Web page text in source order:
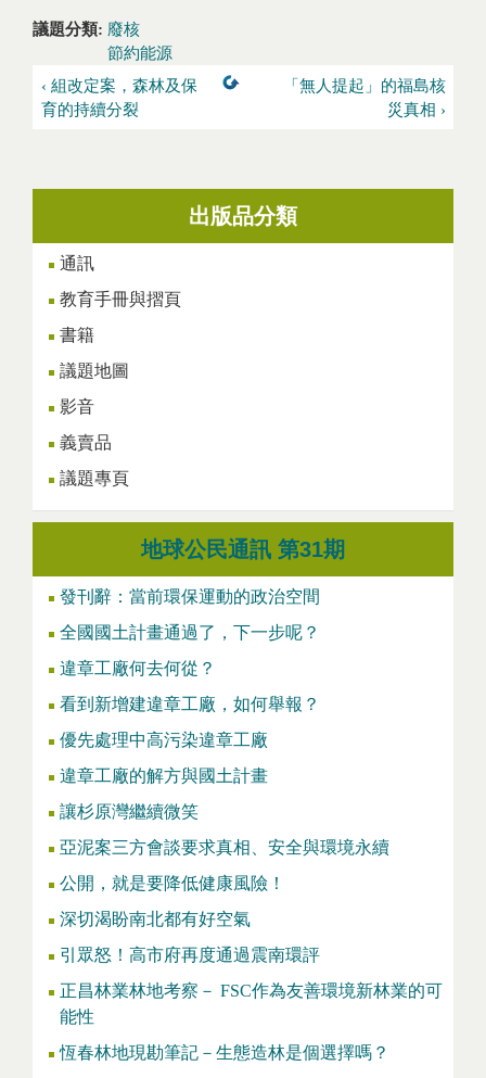
議題分類: 廢核
節約能源
‹ 組改定案，森林及保
育的持續分裂
「無人提起」的福島核
災真相 ›
出版品分類
通訊
教育手冊與摺頁
書籍
議題地圖
影音
義賣品
議題專頁
地球公民通訊 第31期
發刊辭：當前環保運動的政治空間
全國國土計畫通過了，下一步呢？
違章工廠何去何從？
看到新增建違章工廠，如何舉報？
優先處理中高污染違章工廠
違章工廠的解方與國土計畫
讓杉原灣繼續微笑
亞泥案三方會談要求真相、安全與環境永續
公開，就是要降低健康風險！
深切渴盼南北都有好空氣
引眾怒！高市府再度通過震南環評
正昌林業林地考察－ FSC作為友善環境新林業的可
能性
恆春林地現勘筆記－生態造林是個選擇嗎？